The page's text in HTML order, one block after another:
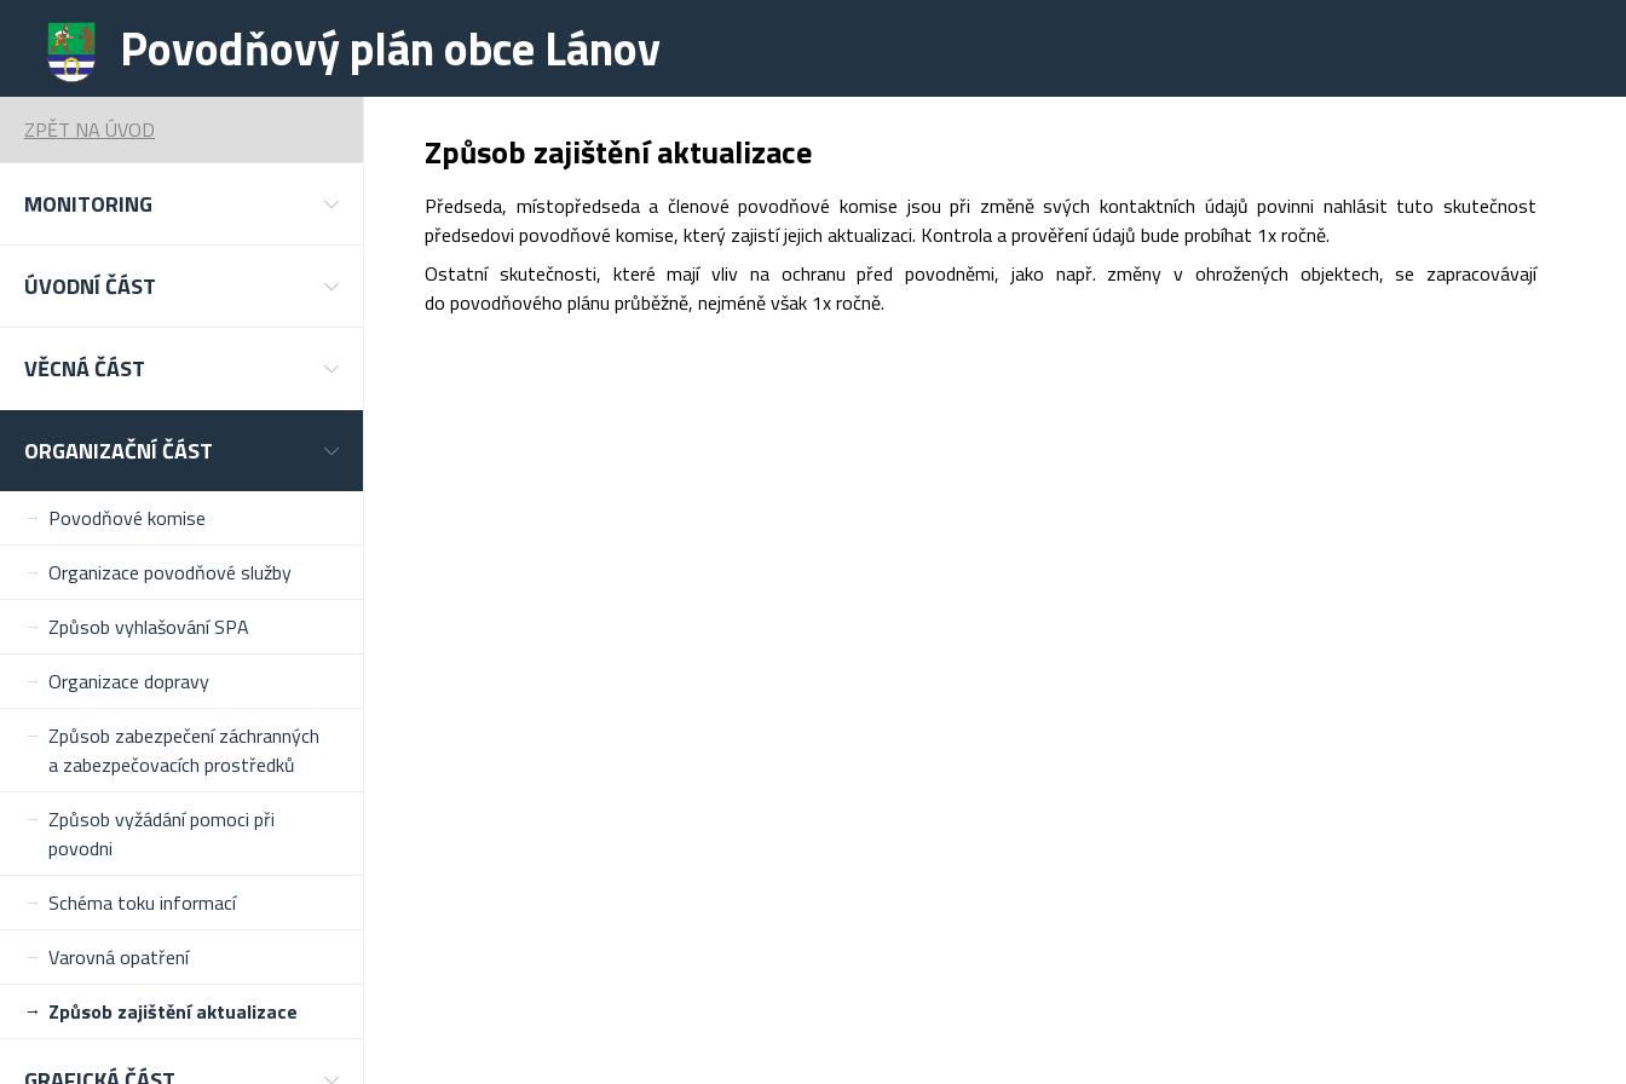
Povodňový plán obce Lánov
ZPĚT NA ÚVOD
MONITORING
ÚVODNÍ ČÁST
VĚCNÁ ČÁST
ORGANIZAČNÍ ČÁST
Povodňové komise
Organizace povodňové služby
Způsob vyhlašování SPA
Organizace dopravy
Způsob zabezpečení záchranných
a zabezpečovacích prostředků
Způsob vyžádání pomoci při
povodni
Schéma toku informací
Varovná opatření
Způsob zajištění aktualizace
Způsob zajištění aktualizace
Předseda, místopředseda a členové povodňové komise jsou při změně svých kontaktních údajů povinni nahlásit tuto skutečnost
předsedovi povodňové komise, který zajistí jejich aktualizaci. Kontrola a prověření údajů bude probíhat 1x ročně.
Ostatní skutečnosti, které mají vliv na ochranu před povodněmi, jako např. změny v ohrožených objektech, se zapracovávají
do povodňového plánu průběžně, nejméně však 1x ročně.